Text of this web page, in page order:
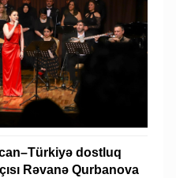
dostluq
Rəvanə Qurbanova